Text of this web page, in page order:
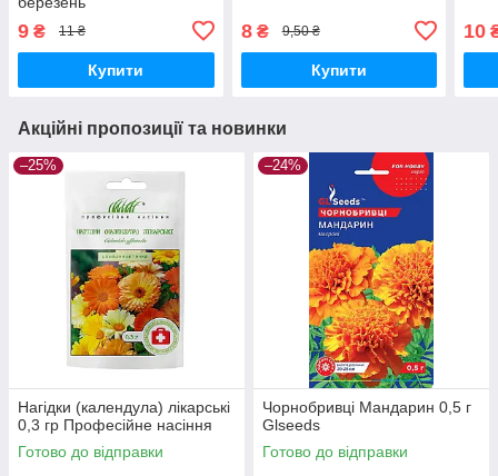
9 ₴ 11 ₴
Купити
8₴ 9,50 ₴
Купити
10
Акційні пропозиції та новинки
–25%
Нагідки (календула) лікарські
0,3 гр Професійне насіння
Готово до відправки
–24%
Чорнобривці Мандарин 0,5 г
Glseeds
Готово до відправки